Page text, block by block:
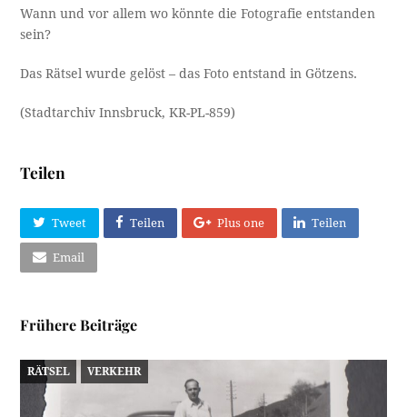
Wann und vor allem wo könnte die Fotografie entstanden
sein?
Das Rätsel wurde gelöst – das Foto entstand in Götzens.
(Stadtarchiv Innsbruck, KR-PL-859)
Teilen
Tweet Teilen Plus one Teilen
Email
Frühere Beiträge
RÄTSEL VERKEHR